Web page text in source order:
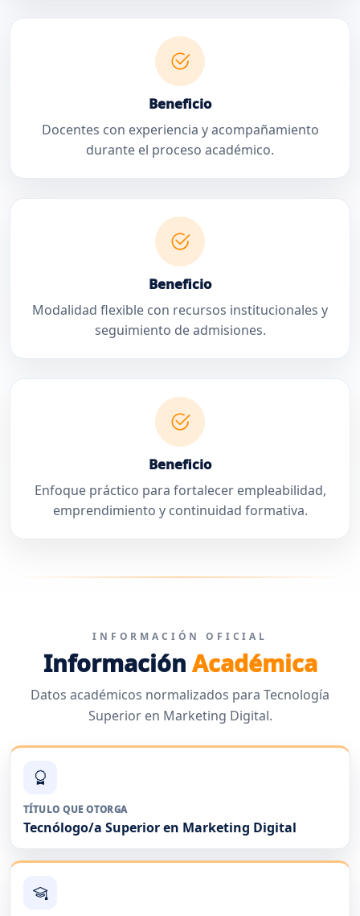
Beneficio
Docentes con experiencia y acompañamiento
durante el proceso académico.
Beneficio
Modalidad flexible con recursos institucionales y
seguimiento de admisiones.
Beneficio
Enfoque práctico para fortalecer empleabilidad,
emprendimiento y continuidad formativa.
INFORMACIÓN OFICIAL
Información Académica
Datos académicos normalizados para Tecnología
Superior en Marketing Digital.
TÍTULO QUE OTORGA
Tecnólogo/a Superior en Marketing Digital